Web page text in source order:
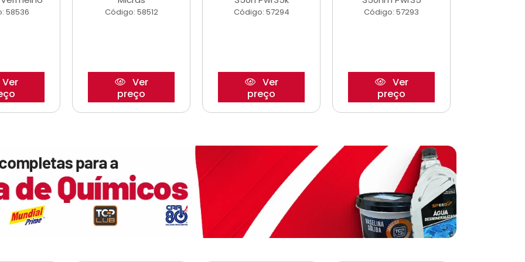
58536
Ver
Código: 58512
Ver
preço
Código: 57294
Ver
preço
Código: 57293
Ver
preço